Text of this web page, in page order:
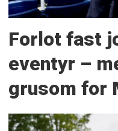
Forlot fast
eventyr –
grusom for